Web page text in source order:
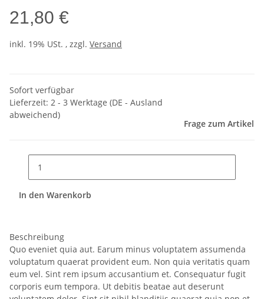
21,80 €
inkl. 19% USt. , zzgl. Versand
Sofort verfügbar
Lieferzeit: 2 - 3 Werktage (DE - Ausland
abweichend)
Frage zum Artikel
In den Warenkorb
Beschreibung
Quo eveniet quia aut. Earum minus voluptatem assumenda
voluptatum quaerat provident eum. Non quia veritatis quam
eum vel. Sint rem ipsum accusantium et. Consequatur fugit
corporis eum tempora. Ut debitis beatae aut deserunt